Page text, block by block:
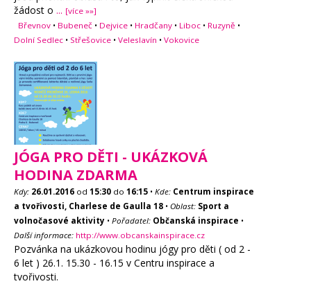
žádost o ... [více »»]
Břevnov • Bubeneč • Dejvice • Hradčany • Liboc • Ruzyně •
Dolní Sedlec • Střešovice • Veleslavín • Vokovice
JÓGA PRO DĚTI - UKÁZKOVÁ
HODINA ZDARMA
Kdy: 26.01.2016 od 15:30 do 16:15 • Kde: Centrum inspirace
a tvořivosti, Charlese de Gaulla 18 • Oblast: Sport a
volnočasové aktivity • Pořadatel: Občanská inspirace •
Další informace: http://www.obcanskainspirace.cz
Pozvánka na ukázkovou hodinu jógy pro děti ( od 2 -
6 let ) 26.1. 15.30 - 16.15 v Centru inspirace a
tvořivosti.